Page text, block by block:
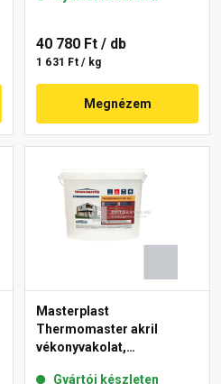
40 780 Ft / db
1 631 Ft / kg
Megnézem
Masterplast
Thermomaster akril
vékonyvakolat,
Gyártói készleten